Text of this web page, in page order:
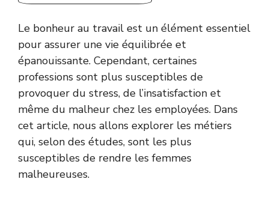
Le bonheur au travail est un élément essentiel
pour assurer une vie équilibrée et
épanouissante. Cependant, certaines
professions sont plus susceptibles de
provoquer du stress, de l’insatisfaction et
même du malheur chez les employées. Dans
cet article, nous allons explorer les métiers
qui, selon des études, sont les plus
susceptibles de rendre les femmes
malheureuses.